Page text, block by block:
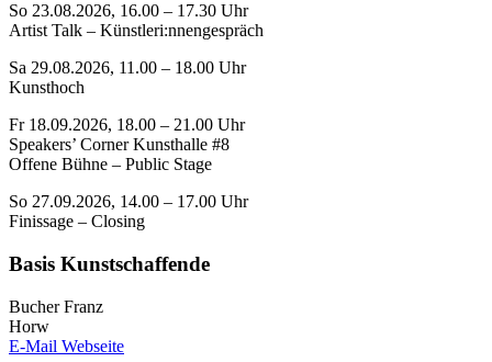
So 23.08.2026, 16.00 – 17.30 Uhr
Artist Talk – Künstleri:nnengespräch
Sa 29.08.2026, 11.00 – 18.00 Uhr
Kunsthoch
Fr 18.09.2026, 18.00 – 21.00 Uhr
Speakers’ Corner Kunsthalle #8
Offene Bühne – Public Stage
So 27.09.2026, 14.00 – 17.00 Uhr
Finissage – Closing
Basis Kunstschaffende
Bucher Franz
Horw
E-Mail Webseite